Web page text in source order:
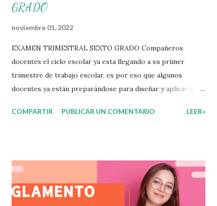
GRADO
noviembre 01, 2022
EXAMEN TRIMESTRAL SEXTO GRADO Compañeros
docentes el ciclo escolar ya esta llegando a su primer
trimestre de trabajo escolar, es por eso que algunos
docentes ya están preparándose para diseñar y aplicar una
por parte de nuestros aprendientes. El examen consta de
aprendizajes claves que sus nuevos aprendientes ya
lograron alcanzar y de aquellos que aun necesitan
consolidar. Esto con la finalidad de que elaboramos un
COMPARTIR PUBLICAR UN COMENTARIO LEER»